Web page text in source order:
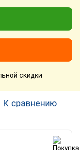
скидки
К сравнению